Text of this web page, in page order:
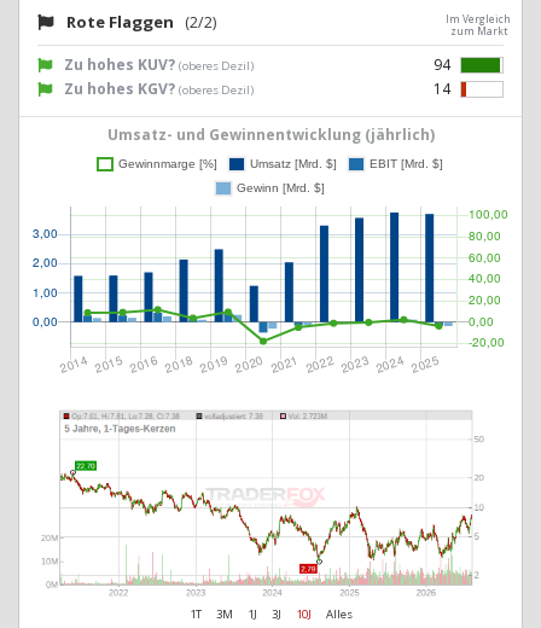
Rote Flaggen (2/2)
Im Vergleich
zum Markt
Zu hohes KUV? (oberes Dezil)
94
Zu hohes KGV? (oberes Dezil) 14
Umsatz- und Gewinnentwicklung (jährlich)
1T 3M 1J 3J 10J
Alles